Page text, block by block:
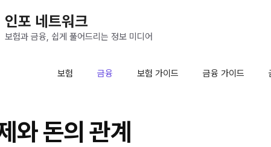
인포 네트워크
보험과 금융, 쉽게 풀어드리는 정보 미디어
보험 금융 보험 가이드 금융 가이드
와 돈의 관계